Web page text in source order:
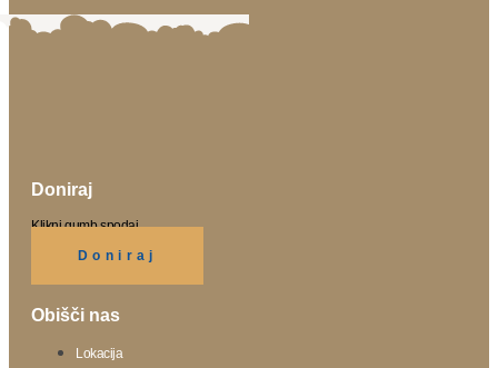
Doniraj
Klikni gumb spodaj.
Doniraj
Obišči nas
Lokacija